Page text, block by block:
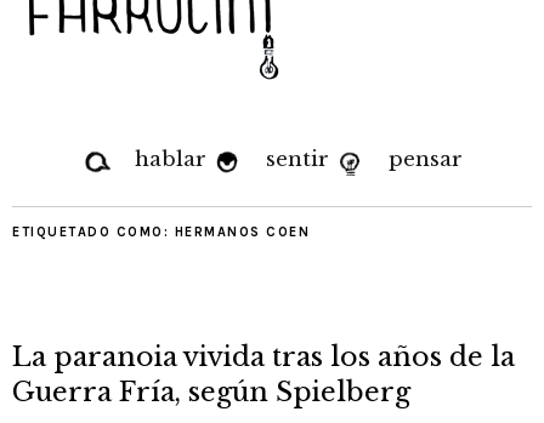
hablar sentir pensar
ETIQUETADO COMO: HERMANOS COEN
La paranoia vivida tras los años de la
Guerra Fría, según Spielberg